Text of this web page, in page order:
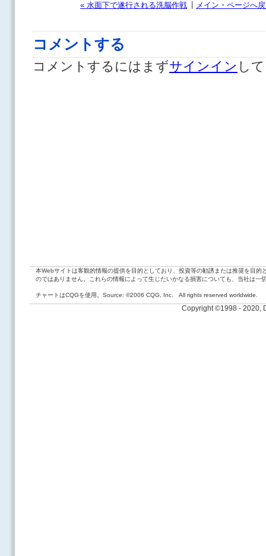
« 水面下で遂行される洗脳作戦 | メイン・ページへ
コメントする
コメントするにはまずサインイン し
本Webサイトは客観的情報の提供を目的としており、投資等の勧誘または推奨を目
のではありません。これらの情報によって生じたいかなる損害についても、当社は一
チャートはCQGを使用。Source: ©2006 CQG, Inc. All rights reserved worldwide.
Copyright ©1998 - 2020,